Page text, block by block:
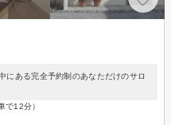
にある完全予約制のあなただけのサロ
で12分）